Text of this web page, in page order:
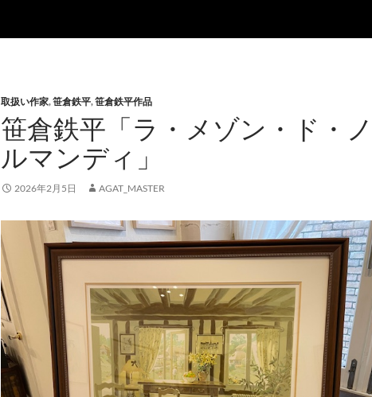
取扱い作家,笹倉鉄平,笹倉鉄平作品
笹倉鉄平「ラ・メゾン・ド・ノ
ルマンディ」
2026年2月5日 AGAT_MASTER